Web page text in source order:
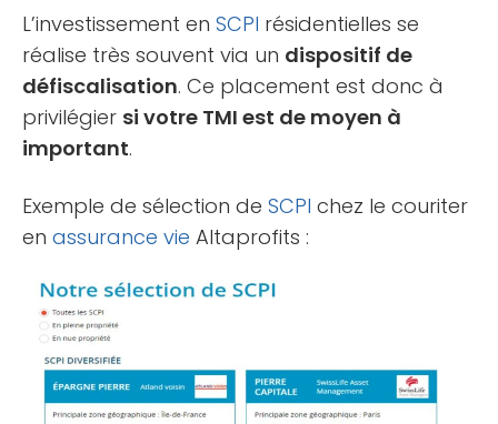
L’investissement en SCPI résidentielles se
réalise très souvent via un dispositif de
défiscalisation. Ce placement est donc à
privilégier si votre TMI est de moyen à
important.
Exemple de sélection de SCPI chez le couriter
en assurance vie Altaprofits :